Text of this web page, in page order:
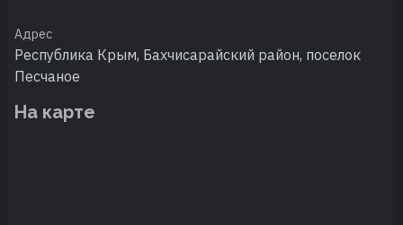
Адрес
Республика Крым, Бахчисарайский район, поселок
Песчаное
На карте